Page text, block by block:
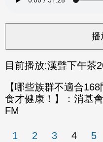
目前播放:漢聲下午茶
【哪些族群不適合
食才健康！】：消基
FM
1 2 3 4 5